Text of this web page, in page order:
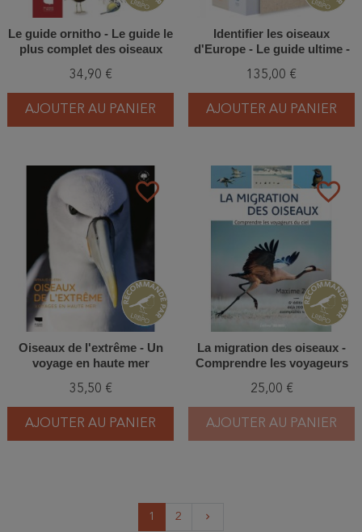
Le guide ornitho - Le guide le
plus complet des oiseaux
et du Moyen-Orient - Edition
2023
34,90 €
AJOUTER AU PANIER
Identifier les oiseaux
d'Europe - Le guide ultime -
135,00 €
AJOUTER AU PANIER
favorite_border
Oiseaux de l'extrême - Un
voyage en haute mer
35,50 €
AJOUTER AU PANIER
favorite_border
La migration des oiseaux -
Comprendre les voyageurs
25,00 €
AJOUTER AU PANIER
1 2 keyboard_arrow_right